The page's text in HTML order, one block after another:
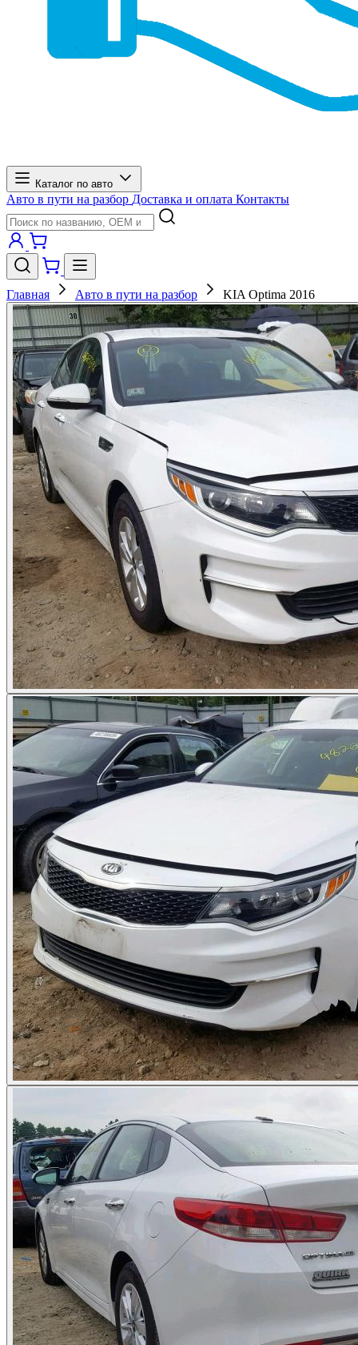
Каталог по авто
Авто в пути на разбор Доставка и оплата Контакты
Главная Авто в пути на разбор KIA Optima 2016